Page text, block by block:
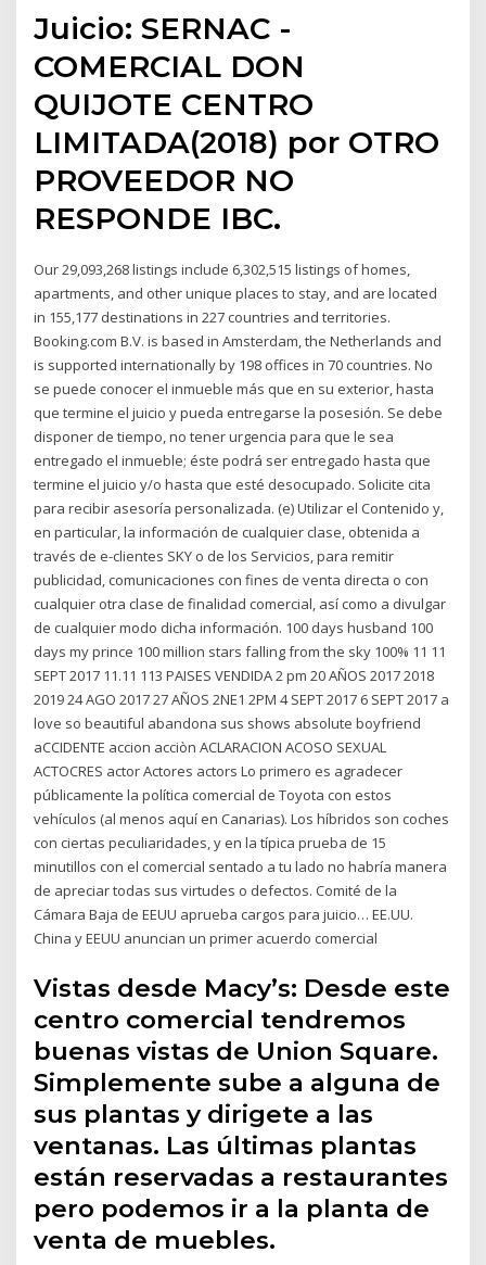
Juicio: SERNAC -
COMERCIAL DON
QUIJOTE CENTRO
LIMITADA(2018) por OTRO
PROVEEDOR NO
RESPONDE IBC.
Our 29,093,268 listings include 6,302,515 listings of homes,
apartments, and other unique places to stay, and are located
in 155,177 destinations in 227 countries and territories.
Booking.com B.V. is based in Amsterdam, the Netherlands and
is supported internationally by 198 offices in 70 countries. No
se puede conocer el inmueble más que en su exterior, hasta
que termine el juicio y pueda entregarse la posesión. Se debe
disponer de tiempo, no tener urgencia para que le sea
entregado el inmueble; éste podrá ser entregado hasta que
termine el juicio y/o hasta que esté desocupado. Solicite cita
para recibir asesoría personalizada. (e) Utilizar el Contenido y,
en particular, la información de cualquier clase, obtenida a
través de e-clientes SKY o de los Servicios, para remitir
publicidad, comunicaciones con fines de venta directa o con
cualquier otra clase de finalidad comercial, así como a divulgar
de cualquier modo dicha información. 100 days husband 100
days my prince 100 million stars falling from the sky 100% 11 11
SEPT 2017 11.11 113 PAISES VENDIDA 2 pm 20 AÑOS 2017 2018
2019 24 AGO 2017 27 AÑOS 2NE1 2PM 4 SEPT 2017 6 SEPT 2017 a
love so beautiful abandona sus shows absolute boyfriend
aCCIDENTE accion acciòn ACLARACION ACOSO SEXUAL
ACTOCRES actor Actores actors Lo primero es agradecer
públicamente la política comercial de Toyota con estos
vehículos (al menos aquí en Canarias). Los híbridos son coches
con ciertas peculiaridades, y en la típica prueba de 15
minutillos con el comercial sentado a tu lado no habría manera
de apreciar todas sus virtudes o defectos. Comité de la
Cámara Baja de EEUU aprueba cargos para juicio… EE.UU.
China y EEUU anuncian un primer acuerdo comercial
Vistas desde Macy’s: Desde este
centro comercial tendremos
buenas vistas de Union Square.
Simplemente sube a alguna de
sus plantas y dirigete a las
ventanas. Las últimas plantas
están reservadas a restaurantes
pero podemos ir a la planta de
venta de muebles.